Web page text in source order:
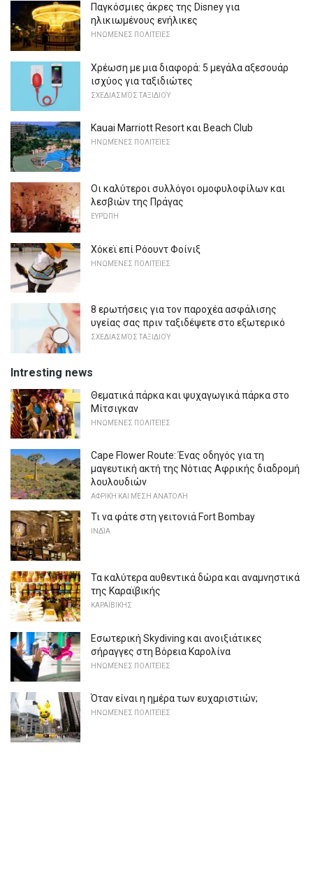
Παγκόσμιες άκρες της Disney για
ηλικιωμένους ενήλικες
ΗΝΩΜΈΝΕΣ ΠΟΛΙΤΕΊΕΣ
Χρέωση με μια διαφορά: 5 μεγάλα αξεσουάρ
ισχύος για ταξιδιώτες
ΣΧΕΔΙΑΣΜΌΣ ΤΑΞΙΔΙΟΎ
Kauai Marriott Resort και Beach Club
ΗΝΩΜΈΝΕΣ ΠΟΛΙΤΕΊΕΣ
Οι καλύτεροι συλλόγοι ομοφυλοφίλων και
λεσβιών της Πράγας
ΕΥΡΏΠΗ
Χόκεϊ επί Ρόουντ Φοίνιξ
ΗΝΩΜΈΝΕΣ ΠΟΛΙΤΕΊΕΣ
8 ερωτήσεις για τον παροχέα ασφάλισης
υγείας σας πριν ταξιδέψετε στο εξωτερικό
ΣΧΕΔΙΑΣΜΌΣ ΤΑΞΙΔΙΟΎ
Intresting news
Θεματικά πάρκα και ψυχαγωγικά πάρκα στο
Μίτσιγκαν
ΗΝΩΜΈΝΕΣ ΠΟΛΙΤΕΊΕΣ
Cape Flower Route: Ένας οδηγός για τη
μαγευτική ακτή της Νότιας Αφρικής διαδρομή
λουλουδιών
ΑΦΡΙΚΉ ΚΑΙ ΜΈΣΗ ΑΝΑΤΟΛΉ
Τι να φάτε στη γειτονιά Fort Bombay
ΙΝΔΊΑ
Τα καλύτερα αυθεντικά δώρα και αναμνηστικά
της Καραϊβικής
ΚΑΡΑΪΒΙΚΉΣ
Εσωτερική Skydiving και ανοιξιάτικες
σήραγγες στη Βόρεια Καρολίνα
ΗΝΩΜΈΝΕΣ ΠΟΛΙΤΕΊΕΣ
Όταν είναι η ημέρα των ευχαριστιών;
ΗΝΩΜΈΝΕΣ ΠΟΛΙΤΕΊΕΣ